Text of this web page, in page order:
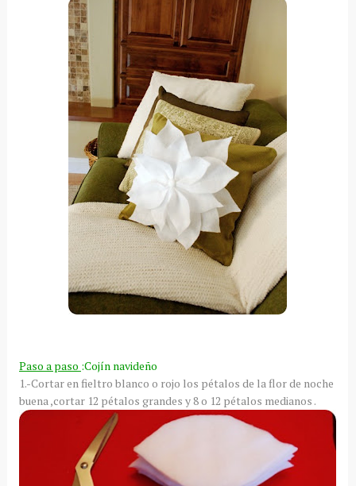
Paso a paso :Cojínnavideño
1.-Cortar en fieltro blanco o rojo los pétalos de la flor de noche
buena ,cortar 12 pétalos grandes y 8 o 12 pétalos medianos .